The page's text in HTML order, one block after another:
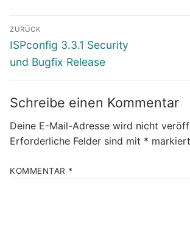
Beitragsnavigation
ZURÜCK
Vorheriger
Beitrag:
ISPconfig 3.3.1 Security
und Bugfix Release
Schreibe einen Kommentar
Deine E-Mail-Adresse wird nicht
Erforderliche Felder sind mit * markiert
KOMMENTAR *